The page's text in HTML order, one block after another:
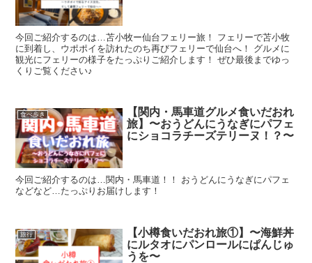
今回ご紹介するのは…苫小牧ー仙台フェリー旅！ フェリーで苫小牧
に到着し、ウポポイを訪れたのち再びフェリーで仙台へ！ グルメに
観光にフェリーの様子をたっぷりご紹介します！ ぜひ最後までゆっ
くりご覧ください♪
食べ歩き
【関内・馬車道グルメ食いだおれ
旅】〜おうどんにうなぎにパフェ
にショコラチーズテリーヌ！？〜
今回ご紹介するのは…関内・馬車道！！ おうどんにうなぎにパフェ
などなど…たっぷりお届けします！
旅行
【小樽食いだおれ旅①】〜海鮮丼
にルタオにパンロールにぱんじゅ
うを〜